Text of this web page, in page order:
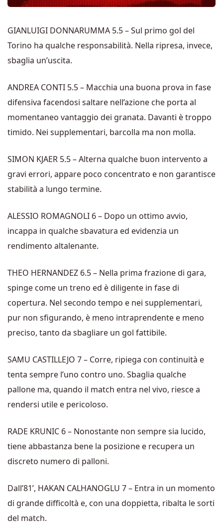
GIANLUIGI DONNARUMMA 5.5 – Sul primo gol del
Torino ha qualche responsabilità. Nella ripresa, invece,
sbaglia un’uscita.
ANDREA CONTI 5.5 – Macchia una buona prova in fase
difensiva facendosi saltare nell’azione che porta al
momentaneo vantaggio dei granata. Davanti è troppo
timido. Nei supplementari, barcolla ma non molla.
SIMON KJAER 5.5 – Alterna qualche buon intervento a
gravi errori, appare poco concentrato e non garantisce
stabilità a lungo termine.
ALESSIO ROMAGNOLI 6 – Dopo un ottimo avvio,
incappa in qualche sbavatura ed evidenzia un
rendimento altalenante.
THEO HERNANDEZ 6.5 – Nella prima frazione di gara,
spinge come un treno ed è diligente in fase di
copertura. Nel secondo tempo e nei supplementari,
pur non sfigurando, è meno intraprendente e meno
preciso, tanto da sbagliare un gol fattibile.
SAMU CASTILLEJO 7 – Corre, ripiega con continuità e
tenta sempre l’uno contro uno. Sbaglia qualche
pallone ma, quando il match entra nel vivo, riesce a
rendersi utile e pericoloso.
RADE KRUNIC 6 – Nonostante non sempre sia lucido,
tiene abbastanza bene la posizione e recupera un
discreto numero di palloni.
Dall’81’, HAKAN CALHANOGLU 7 – Entra in un momento
di grande difficoltà e, con una doppietta, ribalta le sorti
del match.